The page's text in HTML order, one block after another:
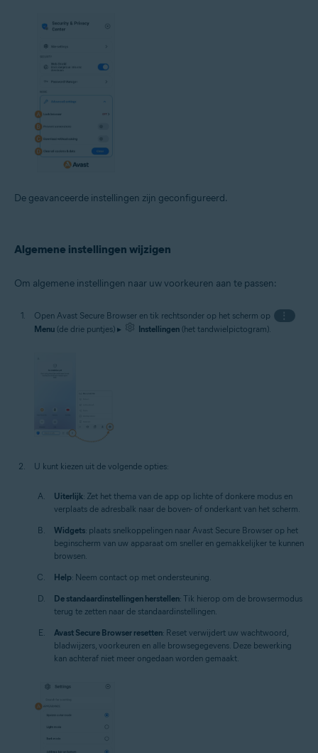
De geavanceerde instellingen zijn geconfigureerd.
Algemene instellingen wijzigen
Om algemene instellingen naar uw voorkeuren aan te passen:
Open Avast Secure Browser en tik rechtsonder op het scherm op
⋮
Menu (de drie puntjes) ▸ Instellingen (het tandwielpictogram).
U kunt kiezen uit de volgende opties:
Uiterlijk: Zet het thema van de app op lichte of donkere modus en
verplaats de adresbalk naar de boven- of onderkant van het scherm.
Widgets: plaats snelkoppelingen naar Avast Secure Browser op het
beginscherm van uw apparaat om sneller en gemakkelijker te kunnen
browsen.
Help: Neem contact op met ondersteuning.
De standaardinstellingen herstellen: Tik hierop om de browsermodus
terug te zetten naar de standaardinstellingen.
Avast Secure Browser resetten: Reset verwijdert uw wachtwoord,
bladwijzers, voorkeuren en alle browsegegevens. Deze bewerking
kan achteraf niet meer ongedaan worden gemaakt.